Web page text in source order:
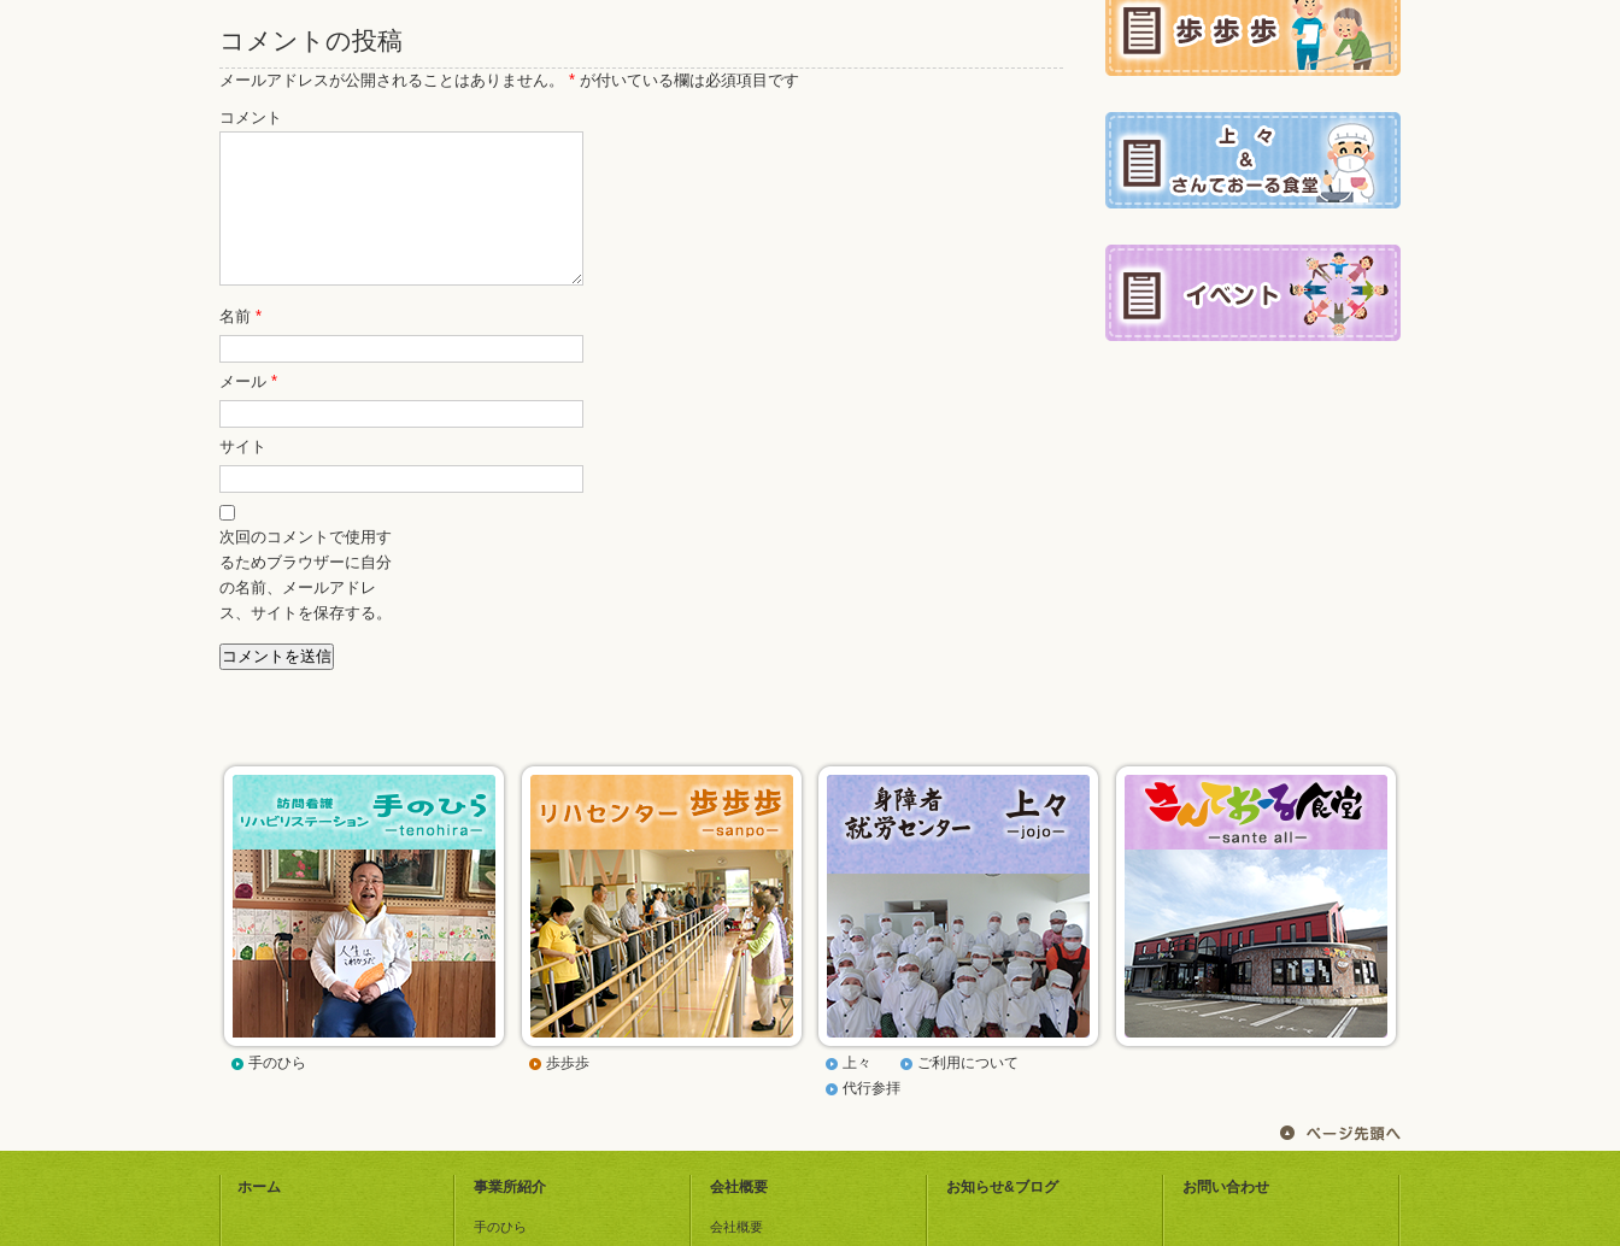
コメントの投稿
メールアドレスが公開されることはありません。 * が付いている欄は必須項目です
コメント
名前 *
メール *
サイト
次回のコメントで使用す
るためブラウザーに自分
の名前、メールアドレ
ス、サイトを保存する。
手のひら 歩歩歩 上々
ご利用について
代行参拝
ホーム 事業所紹介
手のひら
会社概要
会社概要
お知らせ&ブログ お問い合わせ